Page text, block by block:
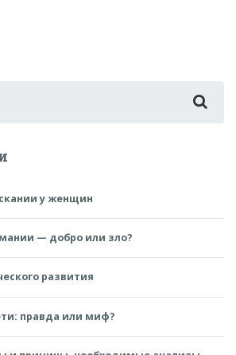
у женщин
— добро или зло?
развития
правда или миф?